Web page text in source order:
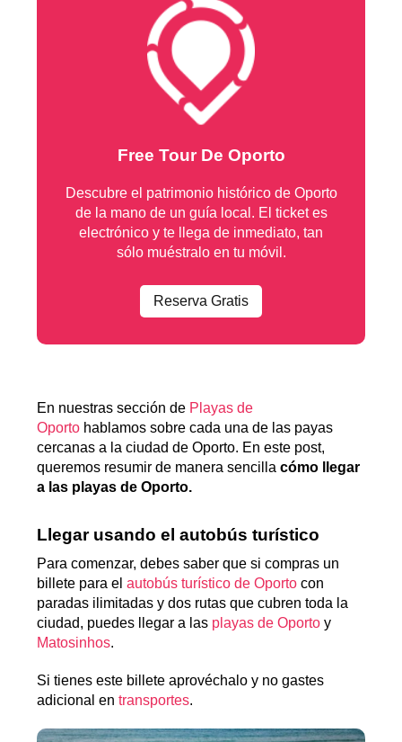
Free Tour De Oporto
Descubre el patrimonio histórico de Oporto
de la mano de un guía local. El ticket es
electrónico y te llega de inmediato, tan
sólo muéstralo en tu móvil.
Reserva Gratis
En nuestras sección de Playas de
Oporto hablamos sobre cada una de las payas
cercanas a la ciudad de Oporto. En este post,
queremos resumir de manera sencillacómo llegar
a las playas de Oporto.
Llegar usando el autobús turístico
Para comenzar, debes saber que si compras un
billete para elautobús turístico de Oporto con
paradas ilimitadas y dos rutas que cubren toda la
ciudad, puedes llegar a las playas de Oporto y
Matosinhos.
Si tienes este billete aprovéchalo y no gastes
adicional entransportes.